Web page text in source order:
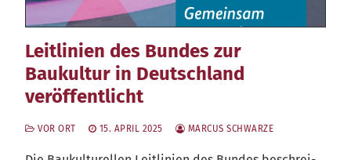
Leitlinien des Bundes zur
Baukultur in Deutschland
veröffentlicht
VOR ORT 15. APRIL 2025 MARCUS SCHWARZE